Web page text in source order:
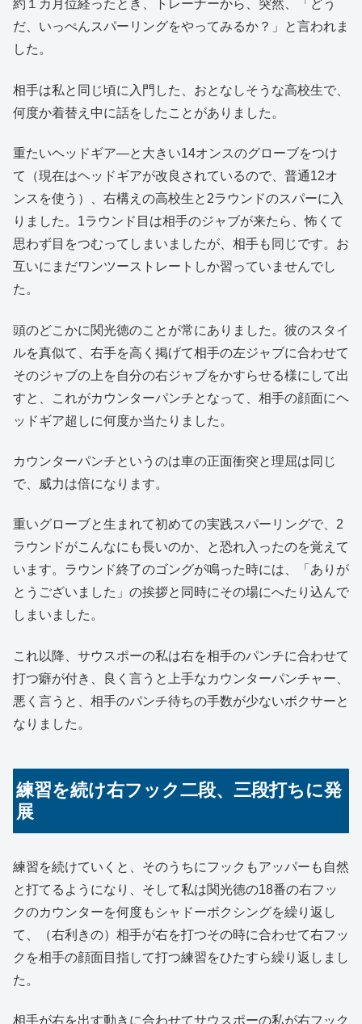
約１カ月位経ったとき、トレーナーから、突然、「どう
だ、いっぺんスパーリングをやってみるか？」と言われま
した。
相手は私と同じ頃に入門した、おとなしそうな高校生で、
何度か着替え中に話をしたことがありました。
重たいヘッドギア―と大きい14オンスのグローブをつけ
て（現在はヘッドギアが改良されているので、普通12オ
ンスを使う）、右構えの高校生と2ラウンドのスパーに入
りました。1ラウンド目は相手のジャブが来たら、怖くて
思わず目をつむってしまいましたが、相手も同じです。お
互いにまだワンツーストレートしか習っていませんでし
た。
頭のどこかに関光徳のことが常にありました。彼のスタイ
ルを真似て、右手を高く掲げて相手の左ジャブに合わせて
そのジャブの上を自分の右ジャブをかすらせる様にして出
すと、これがカウンターパンチとなって、相手の顔面にヘ
ッドギア超しに何度か当たりました。
カウンターパンチというのは車の正面衝突と理屈は同じ
で、威力は倍になります。
重いグローブと生まれて初めての実践スパーリングで、2
ラウンドがこんなにも長いのか、と恐れ入ったのを覚えて
います。ラウンド終了のゴングが鳴った時には、「ありが
とうございました」の挨拶と同時にその場にへたり込んで
しまいました。
これ以降、サウスポーの私は右を相手のパンチに合わせて
打つ癖が付き、良く言うと上手なカウンターパンチャー、
悪く言うと、相手のパンチ待ちの手数が少ないボクサーと
なりました。
練習を続け右フック二段、三段打ちに発
展
練習を続けていくと、そのうちにフックもアッパーも自然
と打てるようになり、そして私は関光徳の18番の右フッ
クのカウンターを何度もシャドーボクシングを繰り返し
て、（右利きの）相手が右を打つその時に合わせて右フッ
クを相手の顔面目指して打つ練習をひたすら繰り返しまし
た。
相手が右を出す動きに合わせてサウスポーの私が右フック